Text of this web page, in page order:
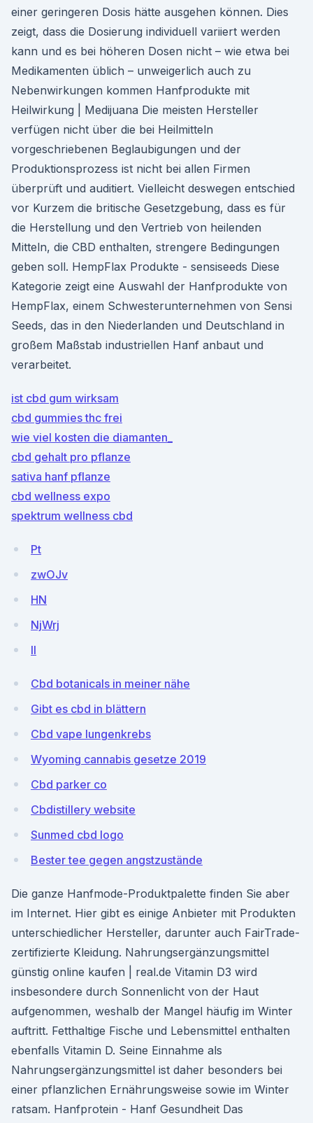
einer geringeren Dosis hätte ausgehen können. Dies
zeigt, dass die Dosierung individuell variiert werden
kann und es bei höheren Dosen nicht – wie etwa bei
Medikamenten üblich – unweigerlich auch zu
Nebenwirkungen kommen Hanfprodukte mit
Heilwirkung | Medijuana Die meisten Hersteller
verfügen nicht über die bei Heilmitteln
vorgeschriebenen Beglaubigungen und der
Produktionsprozess ist nicht bei allen Firmen
überprüft und auditiert. Vielleicht deswegen entschied
vor Kurzem die britische Gesetzgebung, dass es für
die Herstellung und den Vertrieb von heilenden
Mitteln, die CBD enthalten, strengere Bedingungen
geben soll. HempFlax Produkte - sensiseeds Diese
Kategorie zeigt eine Auswahl der Hanfprodukte von
HempFlax, einem Schwesterunternehmen von Sensi
Seeds, das in den Niederlanden und Deutschland in
großem Maßstab industriellen Hanf anbaut und
verarbeitet.
ist cbd gum wirksam
cbd gummies thc frei
wie viel kosten die diamanten_
cbd gehalt pro pflanze
sativa hanf pflanze
cbd wellness expo
spektrum wellness cbd
Pt
zwOJv
HN
NjWrj
ll
Cbd botanicals in meiner nähe
Gibt es cbd in blättern
Cbd vape lungenkrebs
Wyoming cannabis gesetze 2019
Cbd parker co
Cbdistillery website
Sunmed cbd logo
Bester tee gegen angstzustände
Die ganze Hanfmode-Produktpalette finden Sie aber
im Internet. Hier gibt es einige Anbieter mit Produkten
unterschiedlicher Hersteller, darunter auch FairTrade-
zertifizierte Kleidung. Nahrungsergänzungsmittel
günstig online kaufen | real.de Vitamin D3 wird
insbesondere durch Sonnenlicht von der Haut
aufgenommen, weshalb der Mangel häufig im Winter
auftritt. Fetthaltige Fische und Lebensmittel enthalten
ebenfalls Vitamin D. Seine Einnahme als
Nahrungsergänzungsmittel ist daher besonders bei
einer pflanzlichen Ernährungsweise sowie im Winter
ratsam. Hanfprotein - Hanf Gesundheit Das